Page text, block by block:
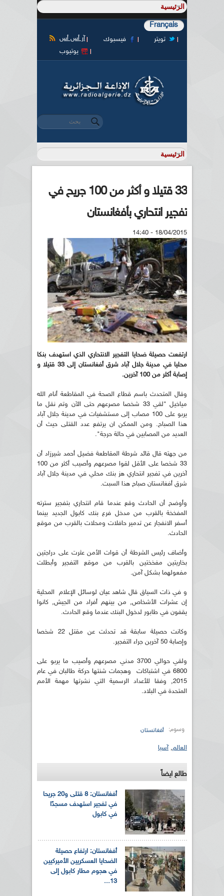
Français
آر أس أس فيسبوك
تويتر
يوتيوب
استمارة البحث
‏بحث ‏
33 قتيلا و أكثر من 100 جريح في
تفجير انتحاري بأفغانستان
18/04/2015 - 14:40
ارتفعت حصيلة ضحايا التفجير الانتحاري الذي استهدف بنكا
محليا في مدينة جلال آباد شرق أفغانستان إلى 33 قتيلا و
إصابة أكثر من 100 آخرين.
وقال المتحدث باسم قطاع الصحة في المقاطعة أنام الله
مياخيل "لقي 33 شخصا مصرعهم حتى الآن وتم نقل ما
يربو على 100 مصاب إلى مستشفيات في مدينة جلال آباد
هذا الصباح. ومن الممكن ان يرتفع عدد القتلى حيث أن
العديد من المصابين في حالة حرجة".
من جهته قال قائد شرطة المقاطعة فضيل أحمد شيرزاد أن
33 شخصا على الأقل لقوا مصرعهم وأصيب أكثر من 100
آخرين في تفجير انتحاري هز بنك محلي في مدينة جلال آباد
شرق أفغانستان صباح هذا السبت.
وأوضح أن الحادث وقع عندما قام انتحاري بتفجير سترته
المفخخة بالقرب من مدخل فرع بنك كابول الجديد بينما
أسفر الانفجار عن تدمير حافلات ومحلات بالقرب من موقع
الحادث.
وأضاف رئيس الشرطة أن قوات الأمن عثرت على دراجتين
بخاريتين مفخختين بالقرب من موقع التفجير وأبطلت
مفعولهما بشكل آمن.
و في ذات السياق قال شاهد عيان لوسائل الإعلام المحلية
إن عشرات الأشخاص, من بينهم أفراد من الجيش, كانوا
يقفون في طابور لدخول البنك عندما وقع الحادث.
وكانت حصيلة سابقة قد تحدثت عن مقتل 22 شخصا
وإصابة 50 آخرين جراء التفجير.
ولقي حوالي 3700 مدني مصرعهم وأصيب ما يربو على
6800 في اشتباكات وهجمات شنتها حركة طالبان في عام
2015, وفقا للأعداد الرسمية التي نشرتها مهمة الأمم
المتحدة في البلاد.
وسوم: أفغانستان
العالم,آسيا
طالع ايضاً
أفغانستان: 8 قتلى و20 جريحا
في تفجير استهدف مسجدًا
في كابول
أفغانستان: ارتفاع حصيلة
الضحايا العسكريين الأميركيين
في هجوم مطار كابول إلى
13...